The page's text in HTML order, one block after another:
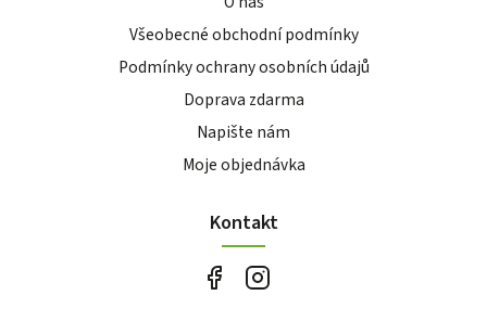
Všeobecné obchodní podmínky
Podmínky ochrany osobních údajů
Doprava zdarma
Napište nám
Moje objednávka
Kontakt